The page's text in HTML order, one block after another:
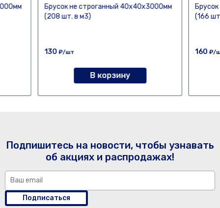
Брусок не строганный 40х40х3000мм
(208 шт. в м3)
130 ₽/шт
В корзину
(166
160 ₽/
Подпишитесь на новости, чтобы узнавать
об акциях и распродажах!
Подписаться